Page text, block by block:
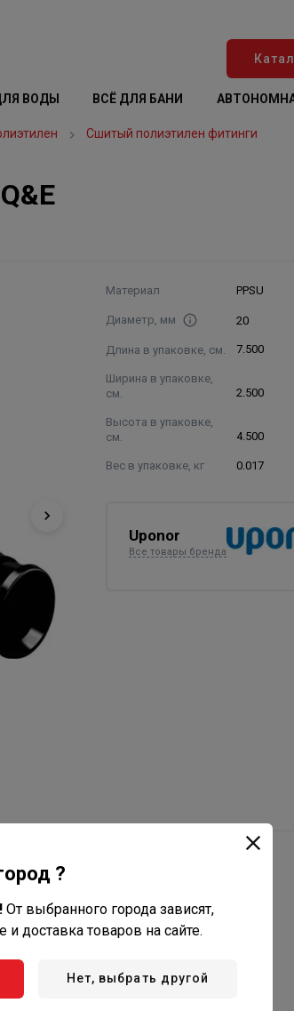
ВОДЫ ВСЁ ДЛЯ БАНИ
Сшитый полиэтилен фитинги
Материал PPSU
Диаметр, мм 20
Длина в упаковке, см. 7.500
Ширина в упаковке,
см.
2.500
Высота в упаковке,
см.
4.500
Вес в упаковке, кг 0.017
Uponor
Все товары бренда
PPSU.
?
От выбранного города зависят,
и доставка товаров на сайте.
Нет, выбрать другой